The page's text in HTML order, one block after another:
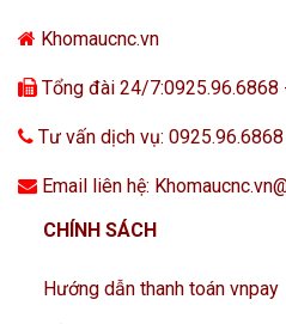
Khomaucnc.vn
Tổng đài 24/7:0925.96.6868
Tư vấn dịch vụ:
Email liên hệ:
CHÍNH SÁCH
Hướng dẫn thanh toán vnpay